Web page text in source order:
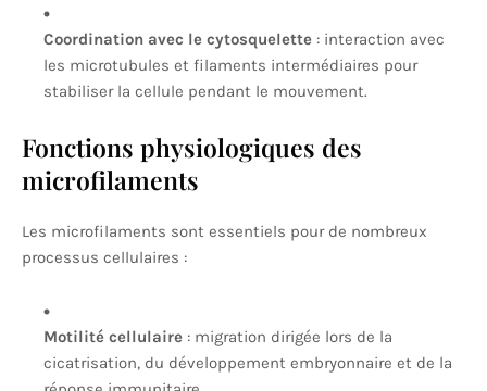
Coordination avec le cytosquelette : interaction avec
les microtubules et filaments intermédiaires pour
stabiliser la cellule pendant le mouvement.
Fonctions physiologiques des
microfilaments
Les microfilaments sont essentiels pour de nombreux
processus cellulaires :
Motilité cellulaire : migration dirigée lors de la
cicatrisation, du développement embryonnaire et de la